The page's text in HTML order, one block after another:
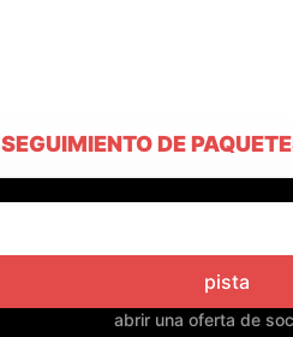
SEGUIMIENTO DE
pista
abrir una oferta de